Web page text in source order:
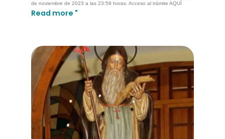
de noviembre de 2023 a las 23:59 horas. Acceso al trámite AQUÍ
Read more "